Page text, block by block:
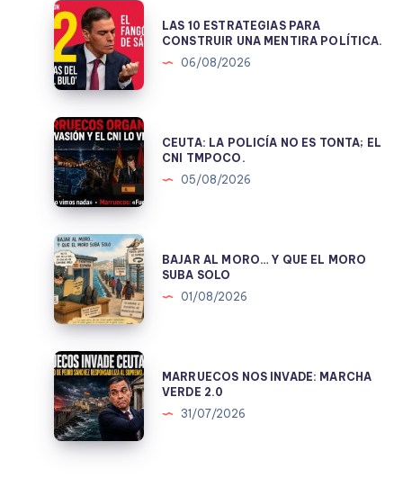
LAS
10
ESTRATEGIAS
PARA
CONSTRUIR
UNA
MENTIRA
POLÍTICA.
LAS 10 ESTRATEGIAS PARA
CONSTRUIR UNA MENTIRA POLÍTICA.
06/08/2026
CEUTA:
LA
POLICÍA
NO
ES
TONTA;
EL
CNI
TMPOCO.
CEUTA: LA POLICÍA NO ES TONTA; EL
CNI TMPOCO.
05/08/2026
BAJAR
AL
MORO…
Y
QUE
EL
MORO
SUBA
SOLO
BAJAR AL MORO… Y QUE EL MORO
SUBA SOLO
01/08/2026
MARRUECOS
NOS
INVADE:
MARCHA
VERDE
MARRUECOS NOS INVADE: MARCHA
VERDE 2.0
31/07/2026